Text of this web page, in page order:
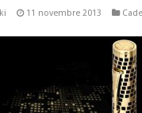
11 novembre 2013